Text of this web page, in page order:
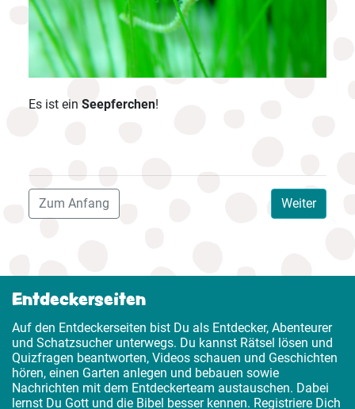
Es ist ein Seepferchen!
Weiter
Zum Anfang
Entdeckerseiten
Auf den Entdeckerseiten bist Du als Entdecker, Abenteurer
und Schatzsucher unterwegs. Du kannst Rätsel lösen und
Quizfragen beantworten, Videos schauen und Geschichten
hören, einen Garten anlegen und bebauen sowie
Nachrichten mit dem Entdeckerteam austauschen. Dabei
lernst Du Gott und die Bibel besser kennen. Registriere Dich